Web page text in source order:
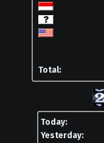
Total:
Today:
Yesterday: